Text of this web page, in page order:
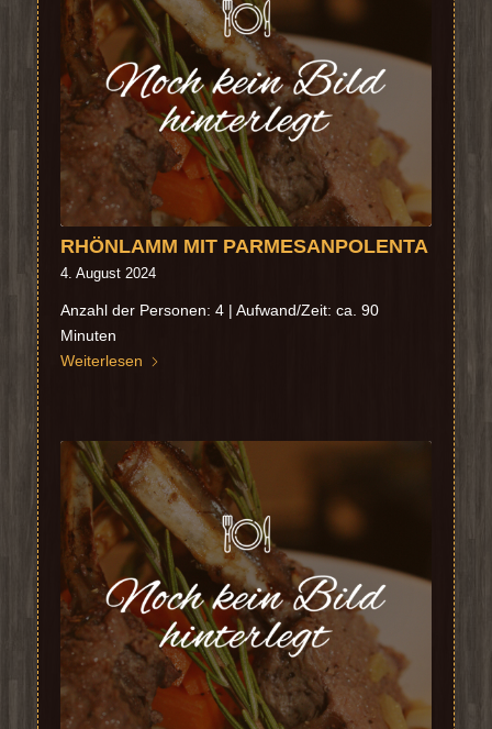
RHÖNLAMM MIT PARMESANPOLENTA
4. August 2024
Anzahl der Personen: 4 | Aufwand/Zeit: ca. 90
Minuten
Weiterlesen